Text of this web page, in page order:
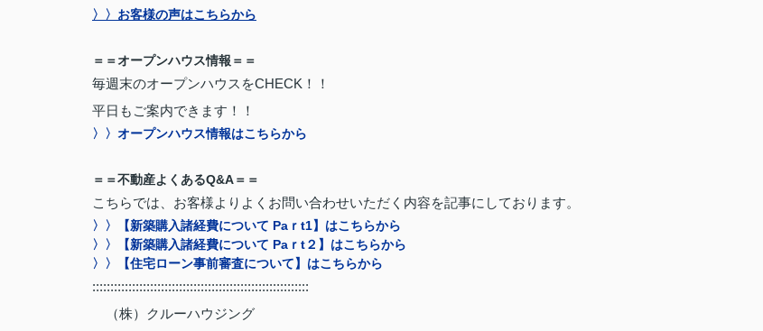
〉〉お客様の声はこちらから
＝＝オープンハウス情報＝＝
毎週末のオープンハウスをCHECK！！
平日もご案内できます！！
〉〉オープンハウス情報はこちらから
＝＝不動産よくあるQ&A＝＝
こちらでは、お客様よりよくお問い合わせいただく内容を記事にしております。
〉〉【新築購入諸経費について Paｒt1】はこちらから
〉〉【新築購入諸経費について Paｒt２】はこちらから
〉〉【住宅ローン事前審査について】はこちらから
::::::::::::::::::::::::::::::::::::::::::::::::::::::::::::
（株）クルーハウジング